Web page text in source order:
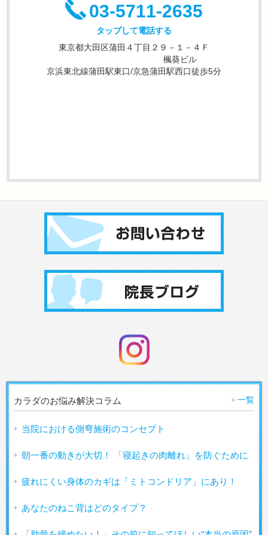
03-5711-2635
タップして電話する
東京都大田区蒲田４丁目２９－１－４Ｆ
楓葵ビル
京浜東北線蒲田駅東口/京急蒲田駅西口徒歩5分
カラダのお悩み解決コラム 一覧
当院における側弯施術のコンセプト
朝一番の動きが大切！ 「寝起きの肉離れ」を防ぐために
疲れにくい身体のカギは「ミトコンドリア」にあり！
あなたのねこ背はどのタイプ？